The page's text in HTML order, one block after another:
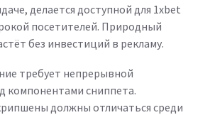
делается доступной для 1xbet
посетителей. Природный
без инвестиций в рекламу.
требует непрерывной
компонентами сниппета.
должны отличаться среди